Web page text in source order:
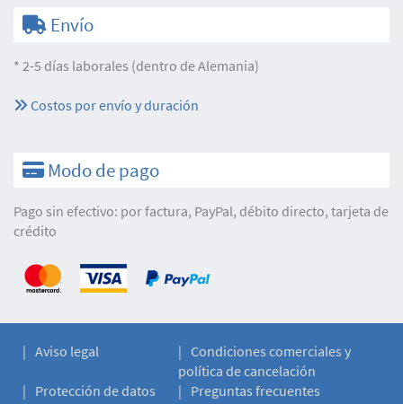
Envío
* 2-5 días laborales (dentro de Alemania)
Costos por envío y duración
Modo de pago
Pago sin efectivo: por factura, PayPal, débito directo, tarjeta de
crédito
Aviso legal
Condiciones comerciales y
política de cancelación
Protección de datos
Preguntas frecuentes